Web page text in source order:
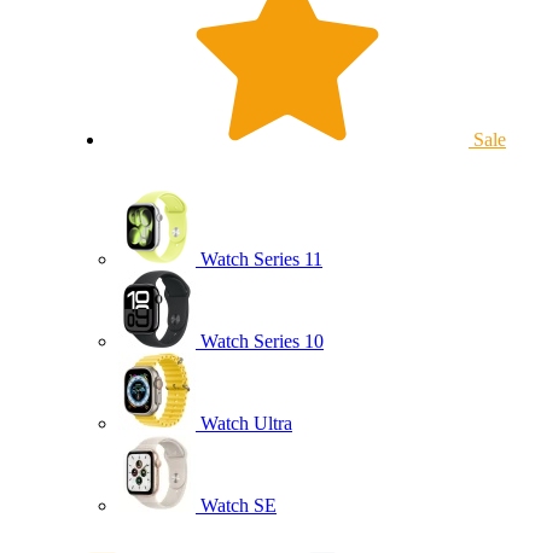
Sale
Watch Series 11
Watch Series 10
Watch Ultra
Watch SE